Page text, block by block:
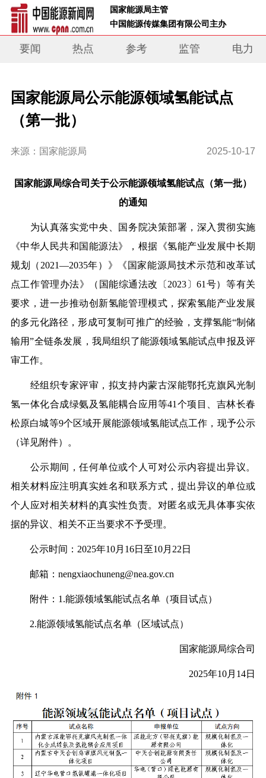
国家能源局主管
中国能源传媒集团有限公司主办
要闻 热点 参考 监管 电力
国家能源局公示能源领域氢能试点
（第一批）
来源：国家能源局 2025-10-17
国家能源局综合司关于公示能源领域氢能试点（第一批）
的通知
为认真落实党中央、国务院决策部署，深入贯彻实施
《中华人民共和国能源法》，根据《氢能产业发展中长期
规划（2021—2035年）》《国家能源局技术示范和改革试
点工作管理办法》（国能综通法改〔2023〕61号）等有关
要求，进一步推动创新氢能管理模式，探索氢能产业发展
的多元化路径，形成可复制可推广的经验，支撑氢能“制储
输用”全链条发展，我局组织了能源领域氢能试点申报及评
审工作。
经组织专家评审，拟支持内蒙古深能鄂托克旗风光制
氢一体化合成绿氨及氢能耦合应用等41个项目、吉林长春
松原白城等9个区域开展能源领域氢能试点工作，现予公示
（详见附件）。
公示期间，任何单位或个人可对公示内容提出异议。
相关材料应注明真实姓名和联系方式，提出异议的单位或
个人应对相关材料的真实性负责。对匿名或无具体事实依
据的异议、相关不正当要求不予受理。
公示时间：2025年10月16日至10月22日
邮箱：nengxiaochuneng@nea.gov.cn
附件：1.能源领域氢能试点名单（项目试点）
2.能源领域氢能试点名单（区域试点）
国家能源局综合司
2025年10月14日